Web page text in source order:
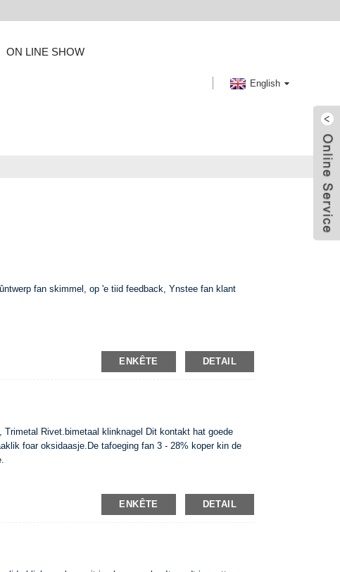
ON LINE SHOW
English
fan skimmel, op 'e tiid feedback, Ynstee fan klant
ENKÊTE DETAIL
Rivet.bimetaal klinknagel Dit kontakt hat goede
foar oksidaasje.De tafoeging fan 3 - 28% koper kin de
ENKÊTE DETAIL